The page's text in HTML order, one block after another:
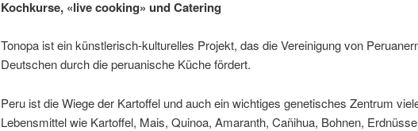
Kochkurse, «live cooking» und Catering
Tonopa ist ein künstlerisch-kulturelles Projekt, das die Vereinigung von
Deutschen durch die peruanische Küche fördert.
Peru ist die Wiege der Kartoffel und auch ein wichtiges genetisches Zentrum
Lebensmittel wie Kartoffel, Mais, Quinoa, Amaranth, Cañihua, Bohnen,